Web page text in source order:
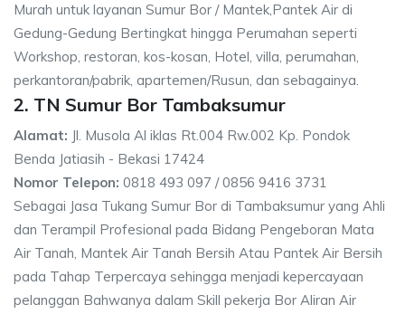
Murah untuk layanan Sumur Bor / Mantek,Pantek Air di
Gedung-Gedung Bertingkat hingga Perumahan seperti
Workshop, restoran, kos-kosan, Hotel, villa, perumahan,
perkantoran/pabrik, apartemen/Rusun, dan sebagainya.
2. TN Sumur Bor Tambaksumur
Alamat: Jl. Musola Al iklas Rt.004 Rw.002 Kp. Pondok
Benda Jatiasih - Bekasi 17424
Nomor Telepon: 0818 493 097 / 0856 9416 3731
Sebagai Jasa Tukang Sumur Bor di Tambaksumur yang Ahli
dan Terampil Profesional pada Bidang Pengeboran Mata
Air Tanah, Mantek Air Tanah Bersih Atau Pantek Air Bersih
pada Tahap Terpercaya sehingga menjadi kepercayaan
pelanggan Bahwanya dalam Skill pekerja Bor Aliran Air